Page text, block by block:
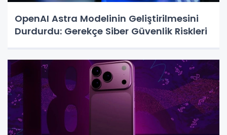
OpenAI Astra Modelinin Geliştirilmesini
Durdurdu: Gerekçe Siber Güvenlik Riskleri